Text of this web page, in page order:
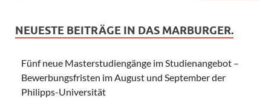
NEUESTE BEITRÄGE IN DAS MARBURGER.
Fünf neue Masterstudiengänge im Studienangebot –
Bewerbungsfristen im August und September der
Philipps-Universität